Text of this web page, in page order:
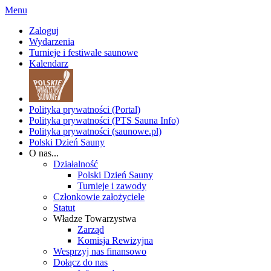
Menu
Zaloguj
Wydarzenia
Turnieje i festiwale saunowe
Kalendarz
Polityka prywatności (Portal)
Polityka prywatności (PTS Sauna Info)
Polityka prywatności (saunowe.pl)
Polski Dzień Sauny
O nas...
Działalność
Polski Dzień Sauny
Turnieje i zawody
Członkowie założyciele
Statut
Władze Towarzystwa
Zarząd
Komisja Rewizyjna
Wesprzyj nas finansowo
Dołącz do nas